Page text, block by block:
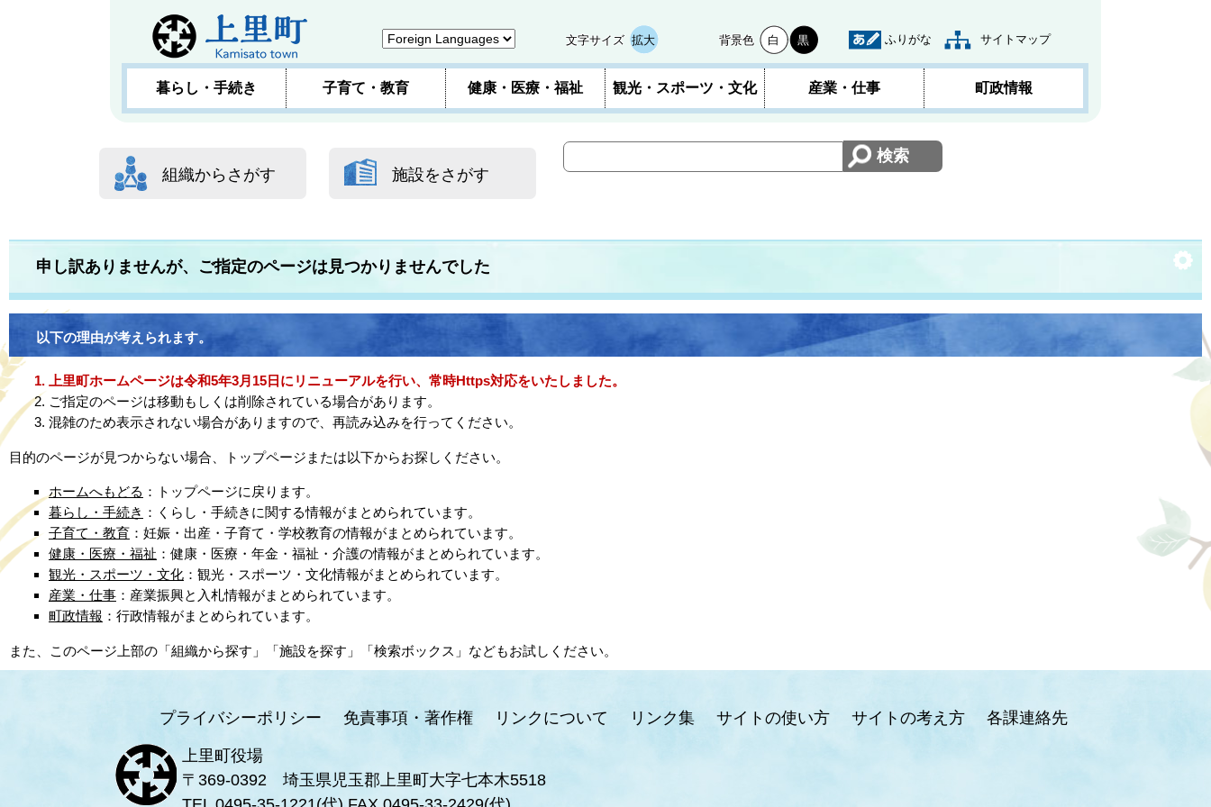
文字サイズ 拡大 背景色 白 黒 ふりがな サイトマップ
暮らし・手続き 子育て・教育 健康・医療・福祉 観光・スポーツ・文化 産業・仕事 町政情報
組織からさがす 施設をさがす
申し訳ありませんが、ご指定のページは見つかりませんでした
以下の理由が考えられます。
上里町ホームページは令和5年3月15日にリニューアルを行い、常時Https対応をいたしました。
ご指定のページは移動もしくは削除されている場合があります。
混雑のため表示されない場合がありますので、再読み込みを行ってください。
目的のページが見つからない場合、トップページまたは以下からお探しください。
ホームへもどる ：トップページに戻ります。
暮らし・手続き ：くらし・手続きに関する情報がまとめられています。
子育て・教育：妊娠・出産・子育て・学校教育の情報がまとめられています。
健康・医療・福祉 ：健康・医療・年金・福祉・介護の情報がまとめられています。
観光・スポーツ・文化：観光・スポーツ・文化情報がまとめられています。
産業・仕事：産業振興と入札情報がまとめられています。
町政情報 ：行政情報がまとめられています。
また、このページ上部の「組織から探す」「施設を探す」「検索ボックス」などもお試しください。
プライバシーポリシー 免責事項・著作権 リンクについて リンク集 サイトの使い方 サイトの考え方 各課連絡先
上里町役場
〒369-0392 埼玉県児玉郡上里町大字七本木5518